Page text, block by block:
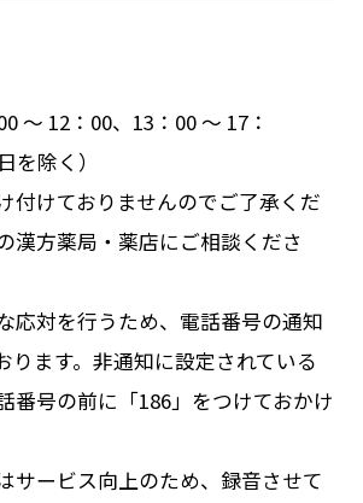
～ 12：00、13：00 ～ 17：
を除く）
付けておりませんのでご了承くだ
漢方薬局・薬店にご相談くださ
応対を行うため、電話番号の通知
ります。非通知に設定されている
番号の前に「186」をつけておかけ
サービス向上のため、録音させて